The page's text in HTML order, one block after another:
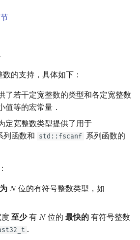
数的支持，具体如下：
了若干定宽整数的类型和各定宽整数
值等的宏常量．
定宽整数类型提供了用于
列函数和 std::fscanf 系列函数的
𝑁
N 位的有符号整数类型，如
度 至少有 𝑁
N 位的最快的 有符号整数
.